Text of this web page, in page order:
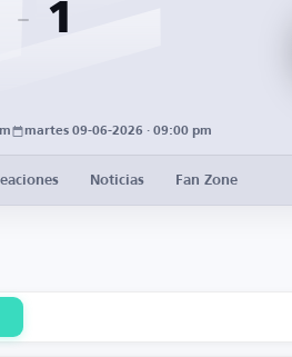
1
martes 09-06-2026 · 09:00 pm
Noticias Fan Zone